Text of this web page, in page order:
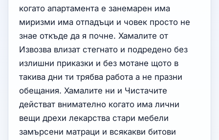
когато апартамента е занемарен има
миризми има отпадъци и човек просто не
знае откъде да я почне. Хамалите от
Извозва влизат стегнато и подредено без
излишни приказки и без мотане щото в
такива дни ти трябва работа а не празни
обещания. Хамалите ни и Чистачите
действат внимателно когато има лични
вещи дрехи лекарства стари мебели
замърсени матраци и всякакви битови